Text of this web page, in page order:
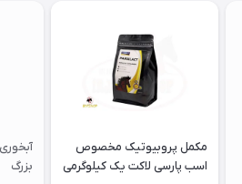
مکمل پروبیوتیک مخصوص
اسب پارسی لاکت یک کیلوگرمی
بزرگ